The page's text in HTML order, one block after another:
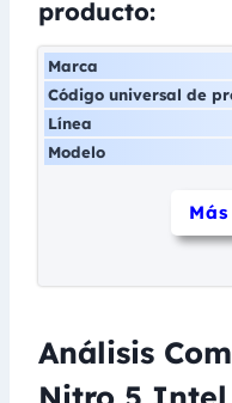
producto:
Marca
Código universal de
Línea
Modelo
Análisis